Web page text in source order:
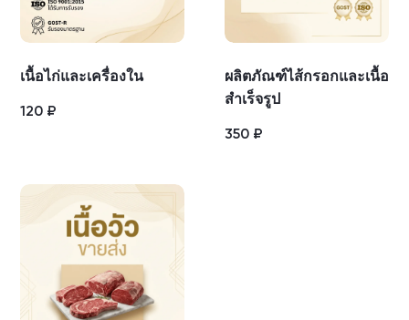
เนื้อไก่และเครื่องใน
120 ₽
ผลิตภัณฑ์ไส้กรอกและเนื้อ
สำเร็จรูป
350 ₽